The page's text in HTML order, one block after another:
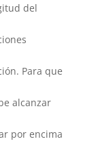
del
Para que
alcanzar
por encima